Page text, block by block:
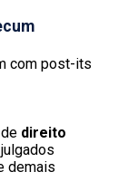
com post-its
direito
demais